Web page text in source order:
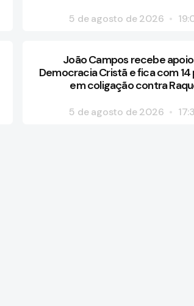
5 de agosto de 2026
João Campos recebe
Democracia Cristã e fica com
em coligação contra
5 de agosto de 2026